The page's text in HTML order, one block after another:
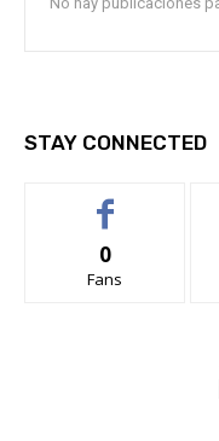
STAY CONNECTED
0
Fans